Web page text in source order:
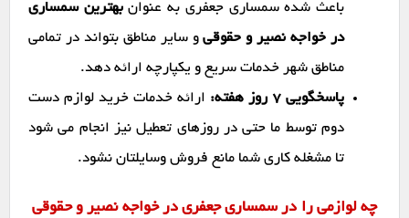
باعث شده سمساری جعفری به عنوانبهترین سمساری
در خواجه نصیر و حقوقیو سایر مناطق بتواند در تمامی
مناطق شهر خدمات سریع و یکپارچه ارائه دهد.
پاسخگویی ۷ روز هفته:
ارائه خدمات خرید لوازم دست
دوم توسط ما حتی در روزهای تعطیل نیز انجام می شود
تا مشغله کاری شما مانع فروش وسایلتان نشود.
چه لوازمی را در سمساری جعفری در خواجه نصیر و حقوقی